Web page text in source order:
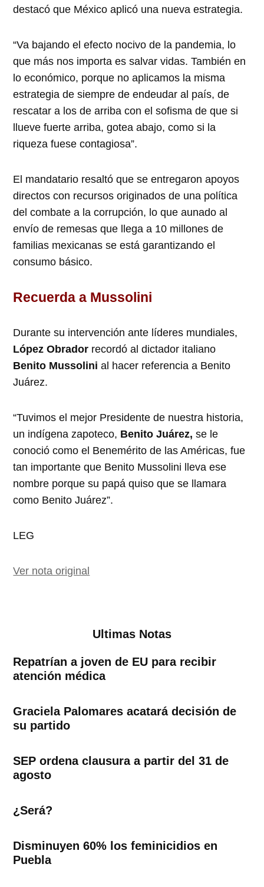
destacó que México aplicó una nueva estrategia.
“Va bajando el efecto nocivo de la pandemia, lo
que más nos importa es salvar vidas. También en
lo económico, porque no aplicamos la misma
estrategia de siempre de endeudar al país, de
rescatar a los de arriba con el sofisma de que si
llueve fuerte arriba, gotea abajo, como si la
riqueza fuese contagiosa”.
El mandatario resaltó que se entregaron apoyos
directos con recursos originados de una política
del combate a la corrupción, lo que aunado al
envío de remesas que llega a 10 millones de
familias mexicanas se está garantizando el
consumo básico.
Recuerda a Mussolini
Durante su intervención ante líderes mundiales,
López Obrador recordó al dictador italiano
Benito Mussolini al hacer referencia a Benito
Juárez.
“Tuvimos el mejor Presidente de nuestra historia,
un indígena zapoteco, Benito Juárez, se le
conoció como el Benemérito de las Américas, fue
tan importante que Benito Mussolini lleva ese
nombre porque su papá quiso que se llamara
como Benito Juárez”.
LEG
Ver nota original
Ultimas Notas
Repatrían a joven de EU para recibir
atención médica
Graciela Palomares acatará decisión de
su partido
SEP ordena clausura a partir del 31 de
agosto
¿Será?
Disminuyen 60% los feminicidios en
Puebla